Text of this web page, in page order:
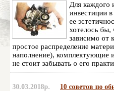
Для каждого
инвестиции
ее
хотелось
зависимо от
простое распределение
наполнение), комплектующие
не стоит забывать о его
30.03.2018р. 10 советов по